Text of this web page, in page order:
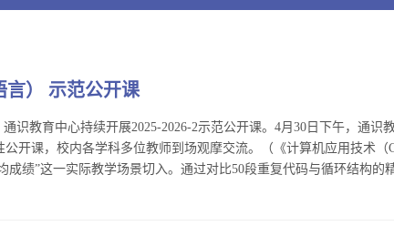
言） 示范公开课
识教育中心持续开展2025-2026-2示范公开课。4月30日下午，通识
开课，校内各学科多位教师到场观摩交流。（《计算机应用技术（
绩”这一实际教学场景切入。通过对比50段重复代码与循环结构的